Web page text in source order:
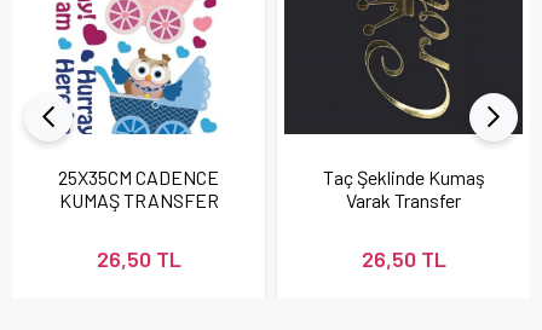
25X35CM CADENCE
KUMAŞ TRANSFER
26,50 TL
Taç Şeklinde Kumaş
Varak Transfer
26,50 TL